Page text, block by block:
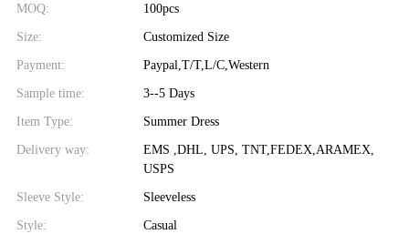
MOQ: 100pcs
Size: Customized Size
Payment: Paypal,T/T,L/C,Western
Sample time: 3--5 Days
Item Type: Summer Dress
Delivery way:
EMS ,DHL, UPS, TNT,FEDEX,ARAMEX,
USPS
Sleeve Style: Sleeveless
Style: Casual